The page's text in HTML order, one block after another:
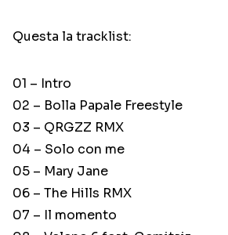
Questa la tracklist:
01 – Intro
02 – Bolla Papale Freestyle
03 – QRGZZ RMX
04 – Solo con me
05 – Mary Jane
06 – The Hills RMX
07 – Il momento